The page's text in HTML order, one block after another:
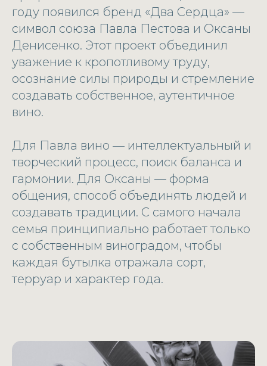
году появился бренд «Два Сердца» —
символ союза Павла Пестова и Оксаны
Денисенко. Этот проект объединил
уважение к кропотливому труду,
осознание силы природы и стремление
создавать собственное, аутентичное
вино.
Для Павла вино — интеллектуальный и
творческий процесс, поиск баланса и
гармонии. Для Оксаны — форма
общения, способ объединять людей и
создавать традиции. С самого начала
семья принципиально работает только
с собственным виноградом, чтобы
каждая бутылка отражала сорт,
терруар и характер года.